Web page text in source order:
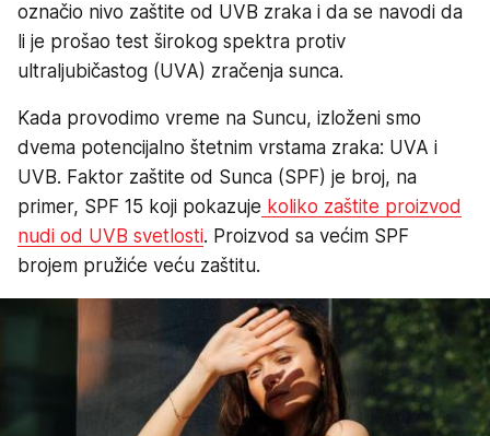
označio nivo zaštite od UVB zraka i da se navodi da
li je prošao test širokog spektra protiv
ultraljubičastog (UVA) zračenja sunca.
Kada provodimo vreme na Suncu, izloženi smo
dvema potencijalno štetnim vrstama zraka: UVA i
UVB. Faktor zaštite od Sunca (SPF) je broj, na
primer, SPF 15 koji pokazuje koliko zaštite proizvod
nudi od UVB svetlosti. Proizvod sa većim SPF
brojem pružiće veću zaštitu.